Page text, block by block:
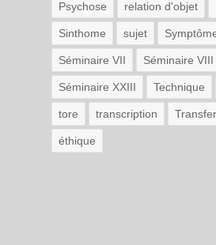
Psychose relation d'objet
Sinthome sujet
Séminaire VII Séminaire VIII
Séminaire XXIII Technique
tore transcription
éthique